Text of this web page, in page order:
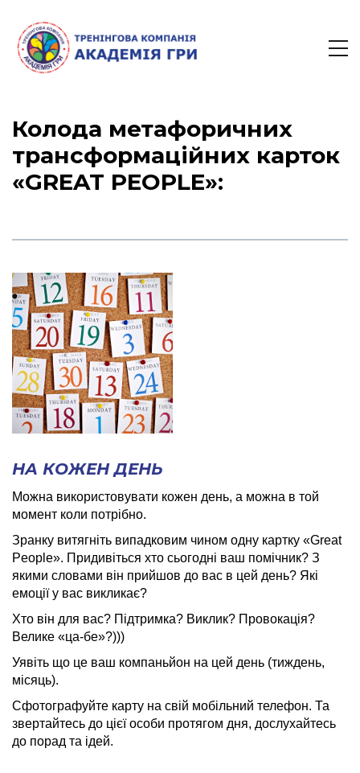
Колода метафоричних
трансформаційних карток
«GREAT PEOPLE»:
НА КОЖЕН ДЕНЬ
Можна використовувати кожен день, а можна в той
момент коли потрібно.
Зранку витягніть випадковим чином одну картку «Great
Peоple». Придивіться хто сьогодні ваш помічник? З
якими словами він прийшов до вас в цей день? Які
емоції у вас викликає?
Хто він для вас? Підтримка? Виклик? Провокація?
Велике «ца-бе»?)))
Уявіть що це ваш компаньйон на цей день (тиждень,
місяць).
Сфотографуйте карту на свій мобільний телефон. Та
звертайтесь до цієї особи протягом дня, дослухайтесь
до порад та ідей.